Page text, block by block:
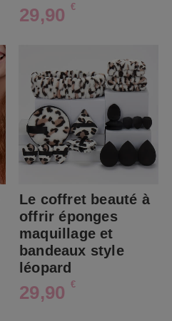
29,90 €
Le coffret beauté à
offrir éponges
maquillage et
bandeaux style
léopard
29,90 €